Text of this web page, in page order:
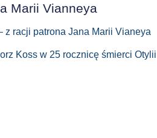
Marii Vianneya
z racji patrona Jana Marii Vianeya
Koss w 25 rocznicę śmierci Otylii